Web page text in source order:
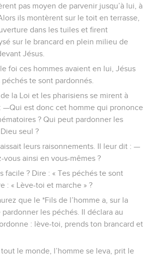
pas moyen de parvenir jusqu’à lui, à
ils montèrent sur le toit en terrasse,
dans les tuiles et firent
sur le brancard en plein milieu de
Jésus.
foi ces hommes avaient en lui, Jésus
te sont pardonnés.
la Loi et les pharisiens se mirent à
—Qui est donc cet homme qui prononce
? Qui peut pardonner les
seul ?
leurs raisonnements. Il leur dit : —
vous ainsi en vous-mêmes ?
facile ? Dire : « Tes péchés te sont
: « Lève-toi et marche » ?
que le *Fils de l’homme a, sur la
les péchés. Il déclara au
: lève-toi, prends ton brancard et
le monde, l’homme se leva, prit le